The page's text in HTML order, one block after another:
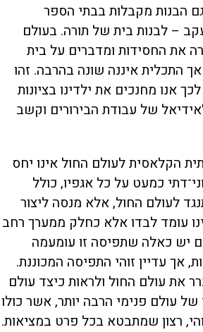
הבנות מקבלות בבתי הספר
– לבנות בית של תורה. בעולם
את החסידות ומדברים על בית
התכלית איננה שונה בהרבה. זהו
אנו מחנכים את ילדינו בציונות
של עבודת הבירורים וקשב
הקלאסית לעולם החול אינו יחס
כמעט על כל אגפיו, כולל
לעולם החול, אלא מנסה ליצור
עומד לבדו אלא כחלק ממערך רחב
יש כאלה שתפיסה זו עומעמה
אך עדיין זוהי התפיסה המכוננת.
את עולם החול ולראות כיצד עולם
של עולם פנימי הרבה יותר, אשר כולו
רצון שמתבטא בכל פרט במציאות.